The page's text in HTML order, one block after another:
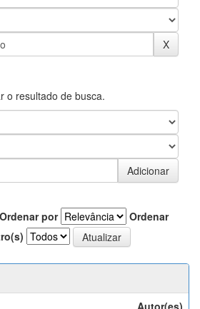
o resultado de busca.
Ordenar por
Ordenar
Autor(es)